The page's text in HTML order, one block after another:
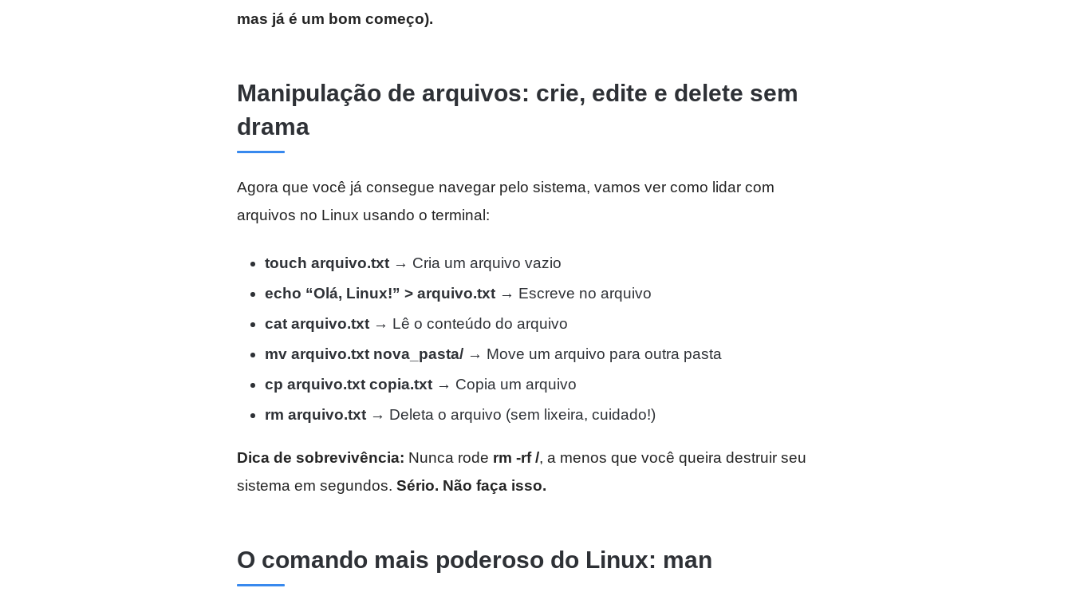
mas já é um bom começo).
Manipulação de arquivos: crie, edite e delete sem
drama
Agora que você já consegue navegar pelo sistema, vamos ver como lidar com
arquivos no Linux usando o terminal:
touch arquivo.txt → Cria um arquivo vazio
echo “Olá, Linux!” > arquivo.txt → Escreve no arquivo
cat arquivo.txt → Lê o conteúdo do arquivo
mv arquivo.txt nova_pasta/ → Move um arquivo para outra pasta
cp arquivo.txt copia.txt → Copia um arquivo
rm arquivo.txt → Deleta o arquivo (sem lixeira, cuidado!)
Dica de sobrevivência: Nunca rode rm -rf /, a menos que você queira destruir seu
sistema em segundos. Sério. Não faça isso.
O comando mais poderoso do Linux: man